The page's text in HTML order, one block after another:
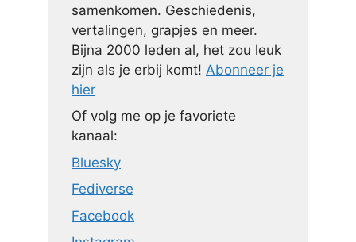
samenkomen. Geschiedenis,
vertalingen, grapjes en meer.
Bijna 2000 leden al, het zou leuk
zijn als je erbij komt! Abonneer je
hier
Of volg me op je favoriete
kanaal:
Bluesky
Fediverse
Facebook